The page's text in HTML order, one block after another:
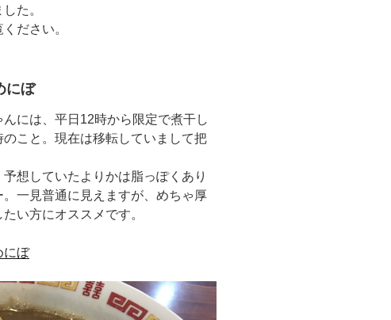
た。
ださい。
にぼ
には、平日12時から限定で煮干し
こと。現在は移転していまして把
想していたよりかは脂っぽくあり
一見普通に見えますが、めちゃ厚
い方にオススメです。
にぼ